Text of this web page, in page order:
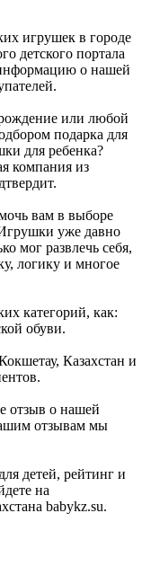
игрушек в городе
детского портала
о нашей
или любой
подарка для
для ребенка?
компания из
вам в выборе
уже давно
мог развлечь себя,
логику и многое
категорий, как:
обуви.
Казахстан и
отзыв о нашей
отзывам мы
детей, рейтинг и
на
babykz.su.